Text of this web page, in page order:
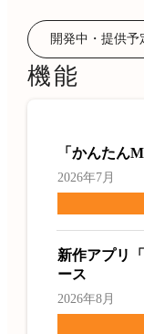
開発中・提供
機能
「かんたん
2026年7月
新作アプリ
ース
2026年8月